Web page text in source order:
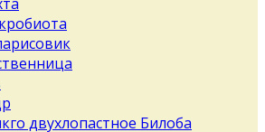
двухлопастное Билоба